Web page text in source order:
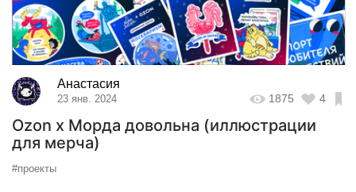
Анастасия
23 янв. 2024 1875 4
Ozon x Морда довольна (иллюстрации
для мерча)
#проекты